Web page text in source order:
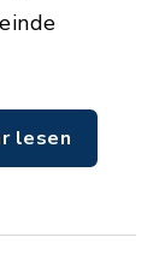
lesen